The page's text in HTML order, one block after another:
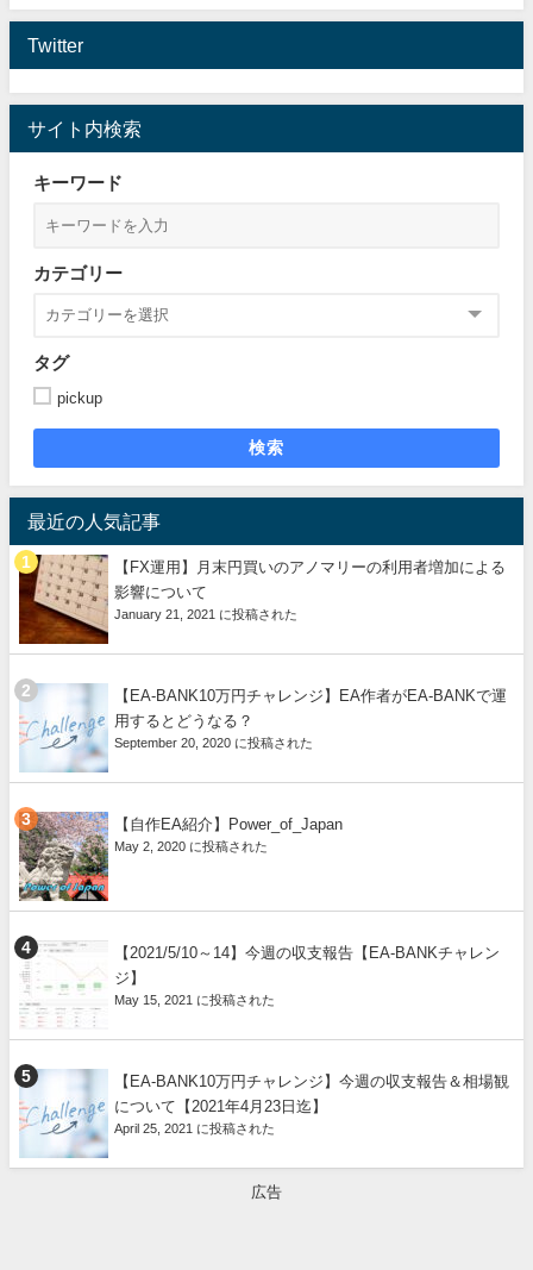
Twitter
サイト内検索
キーワード
カテゴリー
タグ
pickup
検索
最近の人気記事
【FX運用】月末円買いのアノマリーの利用者増加による
影響について
January 21, 2021 に投稿された
【EA-BANK10万円チャレンジ】EA作者がEA-BANKで運
用するとどうなる？
September 20, 2020 に投稿された
【自作EA紹介】Power_of_Japan
May 2, 2020 に投稿された
【2021/5/10～14】今週の収支報告【EA-BANKチャレン
ジ】
May 15, 2021 に投稿された
【EA-BANK10万円チャレンジ】今週の収支報告＆相場観
について【2021年4月23日迄】
April 25, 2021 に投稿された
広告